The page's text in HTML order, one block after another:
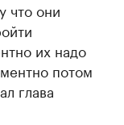
что они
их надо
потом
глава